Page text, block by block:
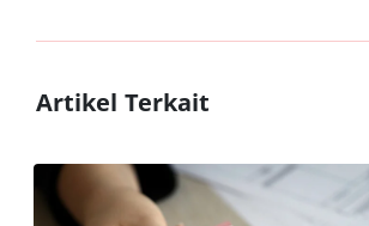
Artikel Terkait